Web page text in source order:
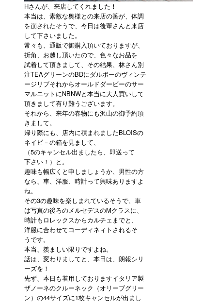
Hさんが、来店してくれました！
本当は、素敵な奥様との来店の筈が、体調
を崩されたそうで、今日は後輩さんと来店
して下さいました。
常々も、通販で御購入頂いておりますが、
折角、お越し頂いたので、色々なお品を
試着して頂きまして、その結果、林さん別
注TEAグリーンのBDにダルボーのヴィンテ
ージリブそれからオールドダービーのサー
マルニットにNBNWと本当に大人買いして
頂きまして有り難うございます。
それから、来年の春物にも沢山の御予約頂
きまして。
帰り際にも、店内に積まれましたBLOISの
ネイビ－の箱を見まして、
（5のキャンセル出ましたら、即送って
下さい！）と。
趣味も幅広くと申しましょうか、男性の方
なら、車、洋服、時計って興味ありますよ
ね。
その3の趣味を楽しまれているそうで、車
は写真の後ろのメルセデスのMクラスに、
時計もロレックスからカルチェまでと、
洋服に合わせてコーディネィトされるそ
うです。
本当、羨ましい限りですよね。
話は、変わりましてと、本日は、朗報シリ
ーズを！
先ず、本日も着用しておりますイタリア製
ザノーネのクルーネック（オリーブグリー
ン）の44サイズに1枚キャンセルが出まし